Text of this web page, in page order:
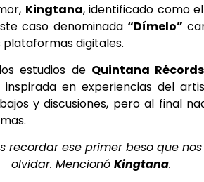
Kingtana, identificado como
caso denominada “Dímelo”
plataformas digitales.
estudios de Quintana Récords
inspirada en experiencias del
y discusiones, pero al final
recordar ese primer beso que
olvidar. Mencionó Kingtana.